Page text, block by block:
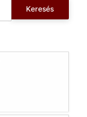
Keresés